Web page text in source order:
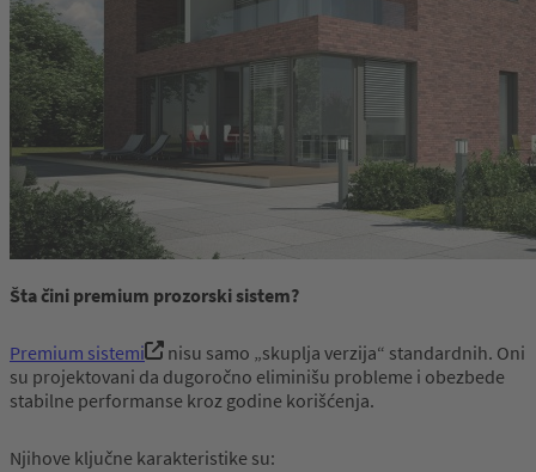
Štačini premium prozorskisistem?
Premium sistemi
nisu samo „skuplja verzija“ standardnih. Oni
su projektovani da dugoročno eliminišu probleme i obezbede
stabilne performanse kroz godine korišćenja.
Njihove ključne karakteristike su: